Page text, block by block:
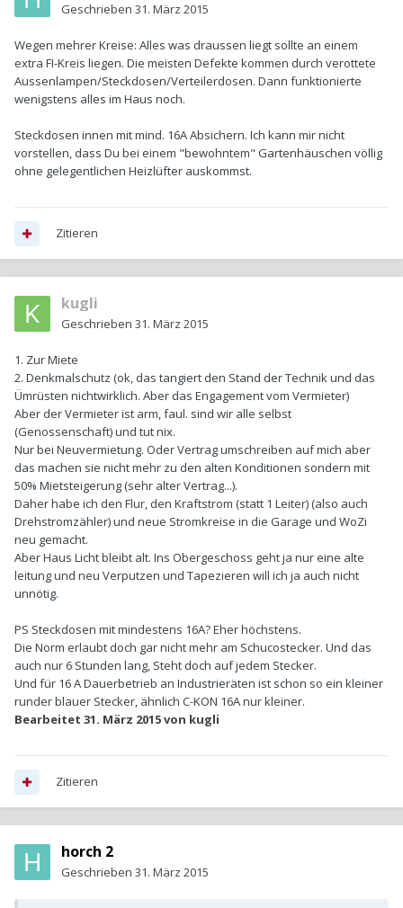
Geschrieben 31. März 2015
Wegen mehrer Kreise: Alles was draussen liegt sollte an einem
extra FI-Kreis liegen. Die meisten Defekte kommen durch verottete
Aussenlampen/Steckdosen/Verteilerdosen. Dann funktionierte
wenigstens alles im Haus noch.
Steckdosen innen mit mind. 16A Absichern. Ich kann mir nicht
vorstellen, dass Du bei einem "bewohntem" Gartenhäuschen völlig
ohne gelegentlichen Heizlüfter auskommst.
Zitieren
kugli
Geschrieben 31. März 2015
1. Zur Miete
2. Denkmalschutz (ok, das tangiert den Stand der Technik und das
Ümrüsten nichtwirklich. Aber das Engagement vom Vermieter)
Aber der Vermieter ist arm, faul. sind wir alle selbst
(Genossenschaft) und tut nix.
Nur bei Neuvermietung. Oder Vertrag umschreiben auf mich aber
das machen sie nicht mehr zu den alten Konditionen sondern mit
50% Mietsteigerung (sehr alter Vertrag...).
Daher habe ich den Flur, den Kraftstrom (statt 1 Leiter) (also auch
Drehstromzähler) und neue Stromkreise in die Garage und WoZi
neu gemacht.
Aber Haus Licht bleibt alt. Ins Obergeschoss geht ja nur eine alte
leitung und neu Verputzen und Tapezieren will ich ja auch nicht
unnötig.
PS Steckdosen mit mindestens 16A? Eher höchstens.
Die Norm erlaubt doch gar nicht mehr am Schucostecker. Und das
auch nur 6 Stunden lang, Steht doch auf jedem Stecker.
Und für 16 A Dauerbetrieb an Industrieräten ist schon so ein kleiner
runder blauer Stecker, ähnlich C-KON 16A nur kleiner.
Bearbeitet 31. März 2015von kugli
Zitieren
horch 2
Geschrieben 31. März 2015